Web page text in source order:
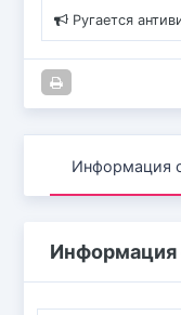
Ругается
Информация
Информация